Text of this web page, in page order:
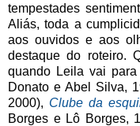
tempestades
Aliás, toda a
aos ouvidos e aos
destaque do roteiro.
quando Leila vai
Donato e Abel Silva,
2000), Clube da
Borges e Lô Borges,